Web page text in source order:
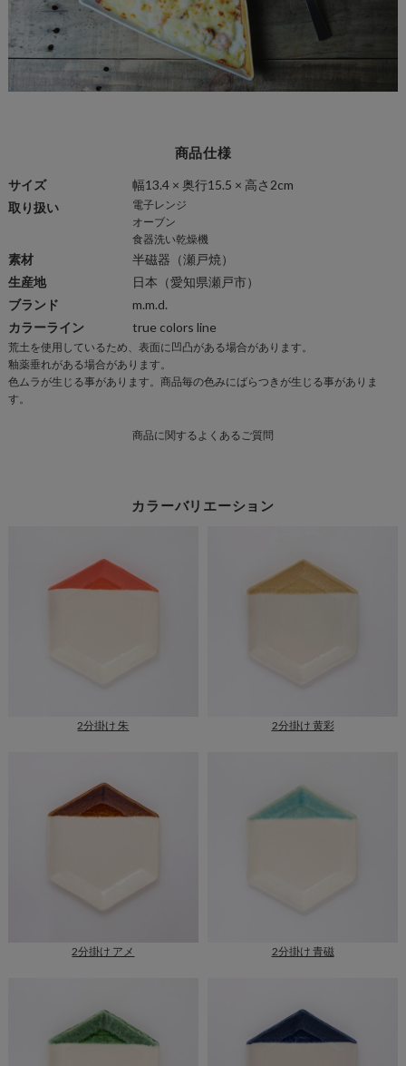
商品仕様
サイズ
幅13.4 × 奥行15.5 × 高さ2cm
取り扱い
電子レンジ
オーブン
食器洗い乾燥機
素材 半磁器 （瀬戸焼）
生産地
日本（愛知県瀬戸市）
ブランド
m.m.d.
カラーライン
true colors line
商
品
仕
荒土を使用しているため、表面に凹凸がある場合があります。
釉薬垂れがある場合があります。
色ムラが生じる事があります。商品毎の色みにばらつきが生じる事がありま
す。
商品に関するよくあるご質問
カラーバリエーション
2分掛け 朱 2分掛け 黄彩
2分掛け アメ 2分掛け 青磁